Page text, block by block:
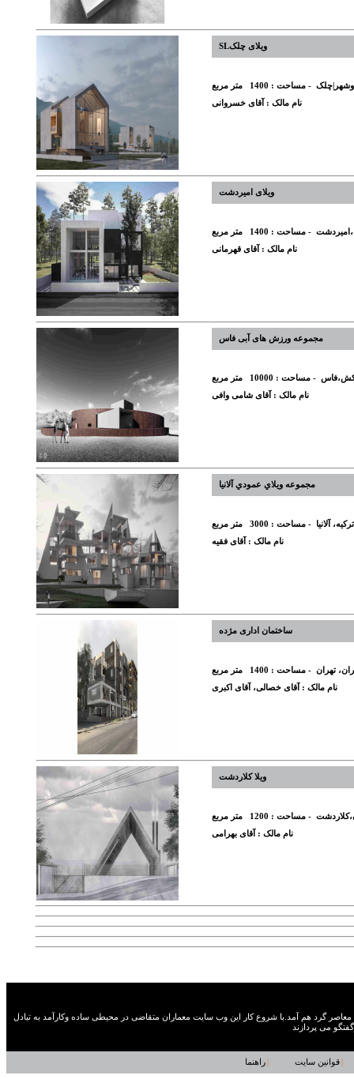
ویلای چلکSL
- مساحت : 1400 متر مربع
نام مالک :
آقای خسروانی
ویلای امیردشت
- مساحت : 1400 متر مربع
نام مالک :
آقای قهرمانی
مجموعه ورزش های آبی فاس
- مساحت : 10000 متر مربع
نام مالک :
آقای شامی وافی
مجموعه ويلاي عمودي آلانیا
ترکیه، آلانیا - مساحت : 3000 متر مربع
نام مالک :
آقای فقیه
ساختمان اداری مژده
تهران - مساحت : 1400 متر مربع
نام مالک :
آقای خصالی، آقای اکبری
ویلا کلاردشت
- مساحت : 1200 متر مربع
نام مالک :
آقای بهرامی
ایرانی معاصر گرد هم آمد.با شروع کار این وب سایت معماران متقاضی در محیطی ساده وکارآمد به تبادل
می پردازند
قوانین سایت راهنما